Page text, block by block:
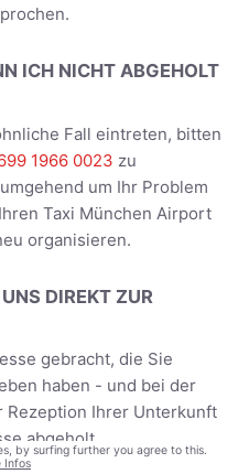
ICH NICHT ABGEHOLT
Fall eintreten, bitten
1966 0023 zu
um Ihr Problem
Taxi München Airport
organisieren.
DIREKT ZUR
gebracht, die Sie
haben - und bei der
Rezeption Ihrer Unterkunft
abgeholt.
by surfing further you agree to this.
Infos